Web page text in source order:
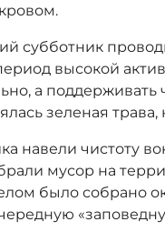
субботник
высокой
а поддерживать
зеленая
навели чистоту
мусор на
было собрано